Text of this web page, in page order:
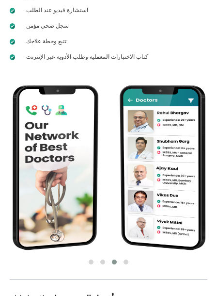
استشارة فيديو عند الطلب
سجل صحي مؤمن
تتبع وخطة علاجك
كتاب الاختبارات المعملية وطلب الأدوية عبر الإنترنت